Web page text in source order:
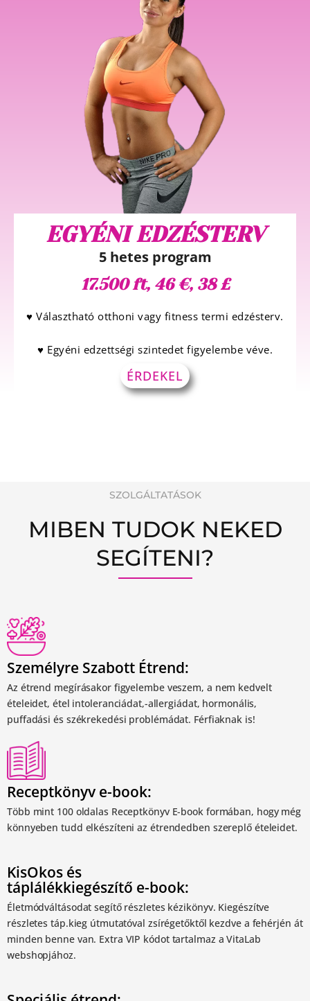
EGYÉNI EDZÉSTERV
5 hetes program
17.500 ft, 46 €, 38 £
♥ Választható otthoni vagy fitness termi edzésterv.
♥ Egyéni edzettségi szintedet figyelembe véve.
ÉRDEKEL
SZOLGÁLTATÁSOK
MIBEN TUDOK NEKED
SEGÍTENI?
Személyre Szabott Étrend:
Az étrend megírásakor figyelembe veszem, a nem kedvelt
ételeidet, étel intoleranciádat,-allergiádat, hormonális,
puffadási és székrekedési problémádat. Férfiaknak is!
Receptkönyv e-book:
Több mint 100 oldalas Receptkönyv E-book formában, hogy még
könnyeben tudd elkészíteni az étrendedben szereplő ételeidet.
KisOkos és
táplálékkiegészítő e-book:
Életmódváltásodat segítő részletes kézikönyv. Kiegészítve
részletes táp.kieg útmutatóval zsírégetőktől kezdve a fehérjén át
minden benne van. Extra VIP kódot tartalmaz a VitaLab
webshopjához.